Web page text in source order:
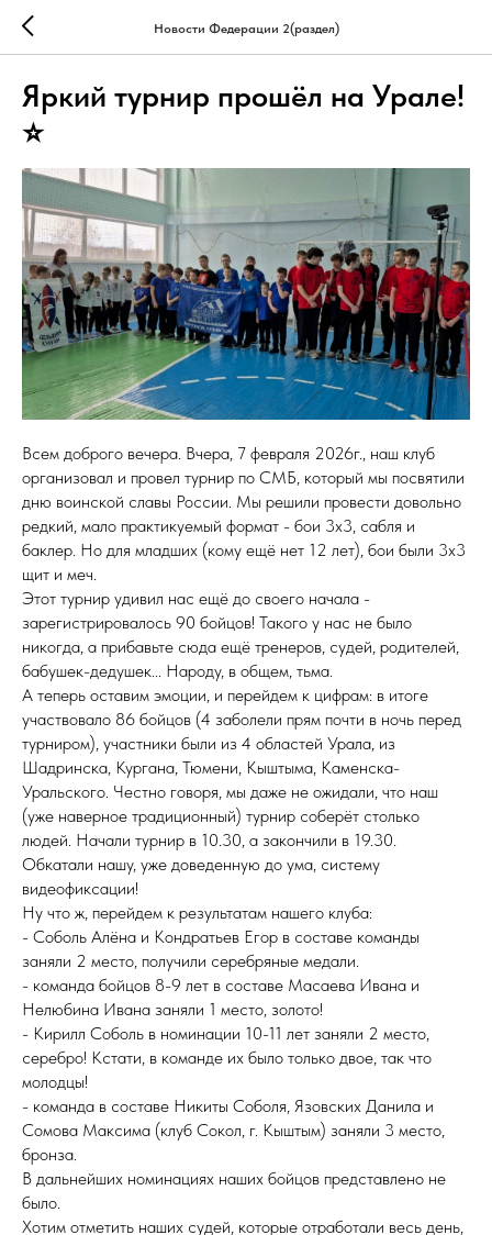
Новости Федерации 2(раздел)
Яркий турнир прошёл на Урале!
⭐️
Всем доброго вечера. Вчера, 7 февраля 2026г., наш клуб
организовал и провел турнир по СМБ, который мы посвятили
дню воинской славы России. Мы решили провести довольно
редкий, мало практикуемый формат - бои 3х3, сабля и
баклер. Но для младших (кому ещё нет 12 лет), бои были 3х3
щит и меч.
Этот турнир удивил нас ещё до своего начала -
зарегистрировалось 90 бойцов! Такого у нас не было
никогда, а прибавьте сюда ещё тренеров, судей, родителей,
бабушек-дедушек... Народу, в общем, тьма.
А теперь оставим эмоции, и перейдем к цифрам: в итоге
участвовало 86 бойцов (4 заболели прям почти в ночь перед
турниром), участники были из 4 областей Урала, из
Шадринска, Кургана, Тюмени, Кыштыма, Каменска-
Уральского. Честно говоря, мы даже не ожидали, что наш
(уже наверное традиционный) турнир соберёт столько
людей. Начали турнир в 10.30, а закончили в 19.30.
Обкатали нашу, уже доведенную до ума, систему
видеофиксации!
Ну что ж, перейдем к результатам нашего клуба:
- Соболь Алёна и Кондратьев Егор в составе команды
заняли 2 место, получили серебряные медали.
- команда бойцов 8-9 лет в составе Масаева Ивана и
Нелюбина Ивана заняли 1 место, золото!
- Кирилл Соболь в номинации 10-11 лет заняли 2 место,
серебро! Кстати, в команде их было только двое, так что
молодцы!
- команда в составе Никиты Соболя, Язовских Данила и
Сомова Максима (клуб Сокол, г. Кыштым) заняли 3 место,
бронза.
В дальнейших номинациях наших бойцов представлено не
было.
Хотим отметить наших судей, которые отработали весь день,